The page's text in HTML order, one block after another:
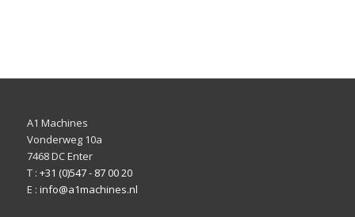
A1 Machines
Vonderweg 10a
7468 DC Enter
T : +31 (0)547 - 87 00 20
E : info@a1machines.nl